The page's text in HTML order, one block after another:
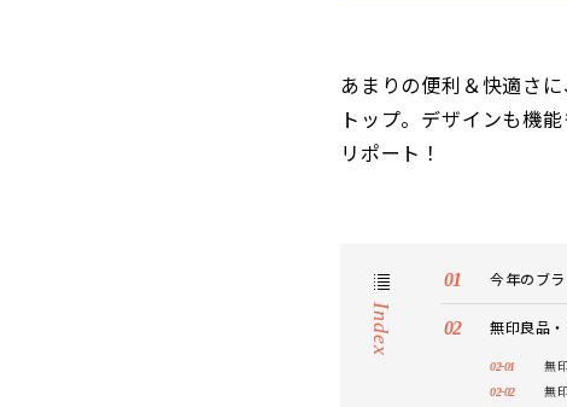
あまりの便利＆快適さ
トップ。デザインも機
リポート！
Index
今年のブ
無印良品
無
無